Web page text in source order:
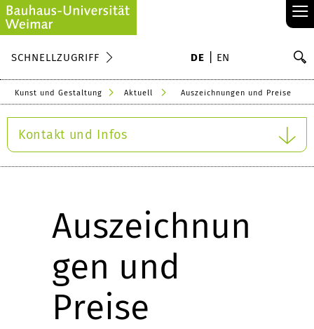
≡
SCHNELLZUGRIFF DE EN
Kunst und Gestaltung Aktuell Auszeichnungen und Preise
Kontakt und Infos
Auszeichnun
gen und
Preise